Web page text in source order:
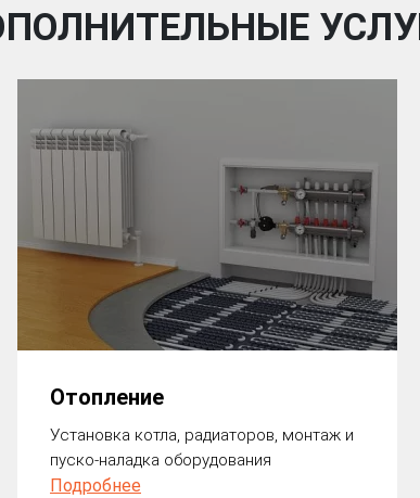
Отопление
Установка котла, радиаторов, монтаж и
пуско-наладка оборудования
Подробнее